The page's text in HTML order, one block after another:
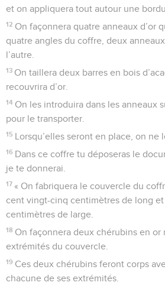
et on appliquera tout autour une
12 On façonnera quatre anneaux d’or
quatre angles du coffre, deux
l’autre.
13 On taillera deux barres en bois
recouvrira d’or.
14 On les introduira dans les anneaux
pour le transporter.
15 Lorsqu’elles seront en place, on ne
16 Dans ce coffre tu déposeras le
je te donnerai.
17 « On fabriquera le couvercle du
cent vingt-cinq centimètres de long
centimètres de large.
18 On façonnera deux chérubins en or
extrémités du couvercle.
19 Ces deux chérubins feront corps
chacune de ses extrémités.